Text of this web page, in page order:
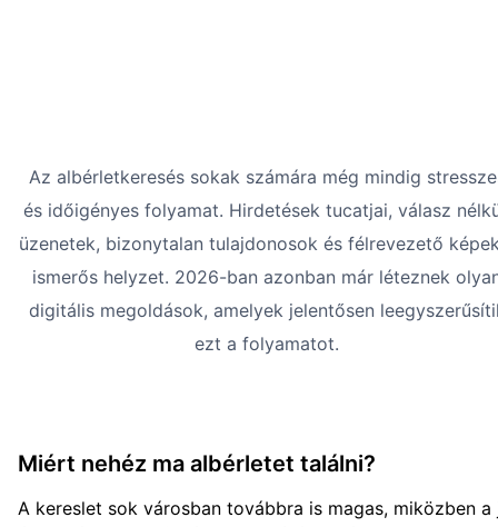
Az albérletkeresés sokak számára még mindig
és időigényes folyamat. Hirdetések tucatjai, válasz
üzenetek, bizonytalan tulajdonosok és félrevezető
ismerős helyzet. 2026-ban azonban már léteznek
digitális megoldások, amelyek jelentősen
ezt a folyamatot.
Miért nehéz ma albérletet találni?
A kereslet sok városban továbbra is magas, miközben a